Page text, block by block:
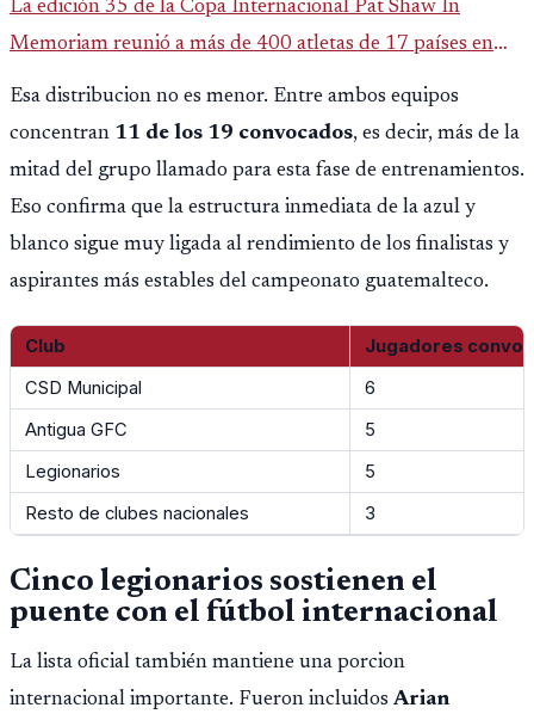
La edición 35 de la Copa Internacional Pat Shaw In
Memoriam reunió a más de 400 atletas de 17 países en
Guatemala y dejó una participación destacada de la
delegación nacional, según el balance oficial de CDAG.
Esa distribucion no es menor. Entre ambos equipos
concentran 11 de los 19 convocados, es decir, más de la
mitad del grupo llamado para esta fase de entrenamientos.
Eso confirma que la estructura inmediata de la azul y
blanco sigue muy ligada al rendimiento de los finalistas y
aspirantes más estables del campeonato guatemalteco.
Club
Jugadores
CSD Municipal
6
Antigua GFC
5
Legionarios
5
Resto de clubes nacionales
3
Cinco legionarios sostienen el
puente con el fútbol internacional
La lista oficial también mantiene una porcion
internacional importante. Fueron incluidosArian